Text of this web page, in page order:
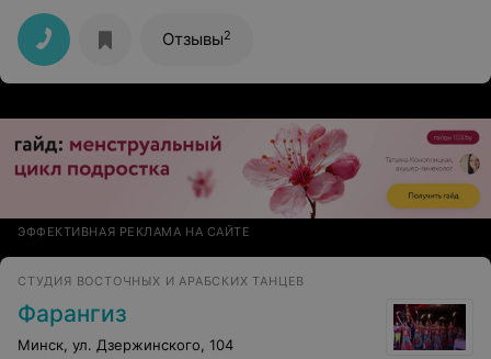
Отзывы2
ЭФФЕКТИВНАЯ РЕКЛАМА НА САЙТЕ
СТУДИЯ ВОСТОЧНЫХ И АРАБСКИХ ТАНЦЕВ
Фарангиз
Минск, ул. Дзержинского, 104